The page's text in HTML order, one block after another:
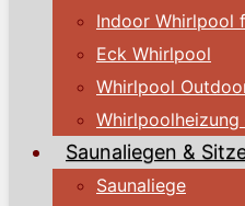
Indoor Whirlpool
Eck Whirlpool
Whirlpool
Saunaliegen &
Saunaliege